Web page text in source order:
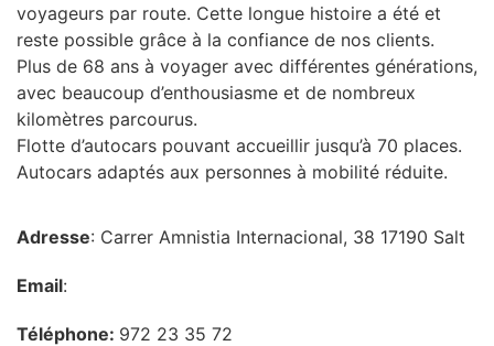
voyageurs par route. Cette longue histoire a été et
reste possible grâce à la confiance de nos clients.
Plus de 68 ans à voyager avec différentes générations,
avec beaucoup d’enthousiasme et de nombreux
kilomètres parcourus.
Flotte d’autocars pouvant accueillir jusqu’à 70 places.
Autocars adaptés aux personnes à mobilité réduite.
Adresse: Carrer Amnistia Internacional, 38 17190 Salt
Email:
Téléphone: 972 23 35 72